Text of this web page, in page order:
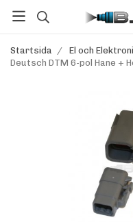
Startsida / El och
Deutsch DTM 6-pol Hane +